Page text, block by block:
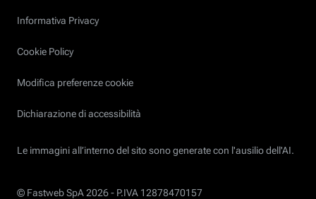
Informativa Privacy
Cookie Policy
Modifica preferenze cookie
Dichiarazione di accessibilità
Le immagini all’interno del sito sono generate con l'ausilio dell'AI.
© Fastweb SpA 2026 - P.IVA 12878470157